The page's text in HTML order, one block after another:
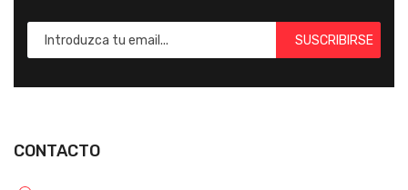
SUSCRIBIRSE
CONTACTO